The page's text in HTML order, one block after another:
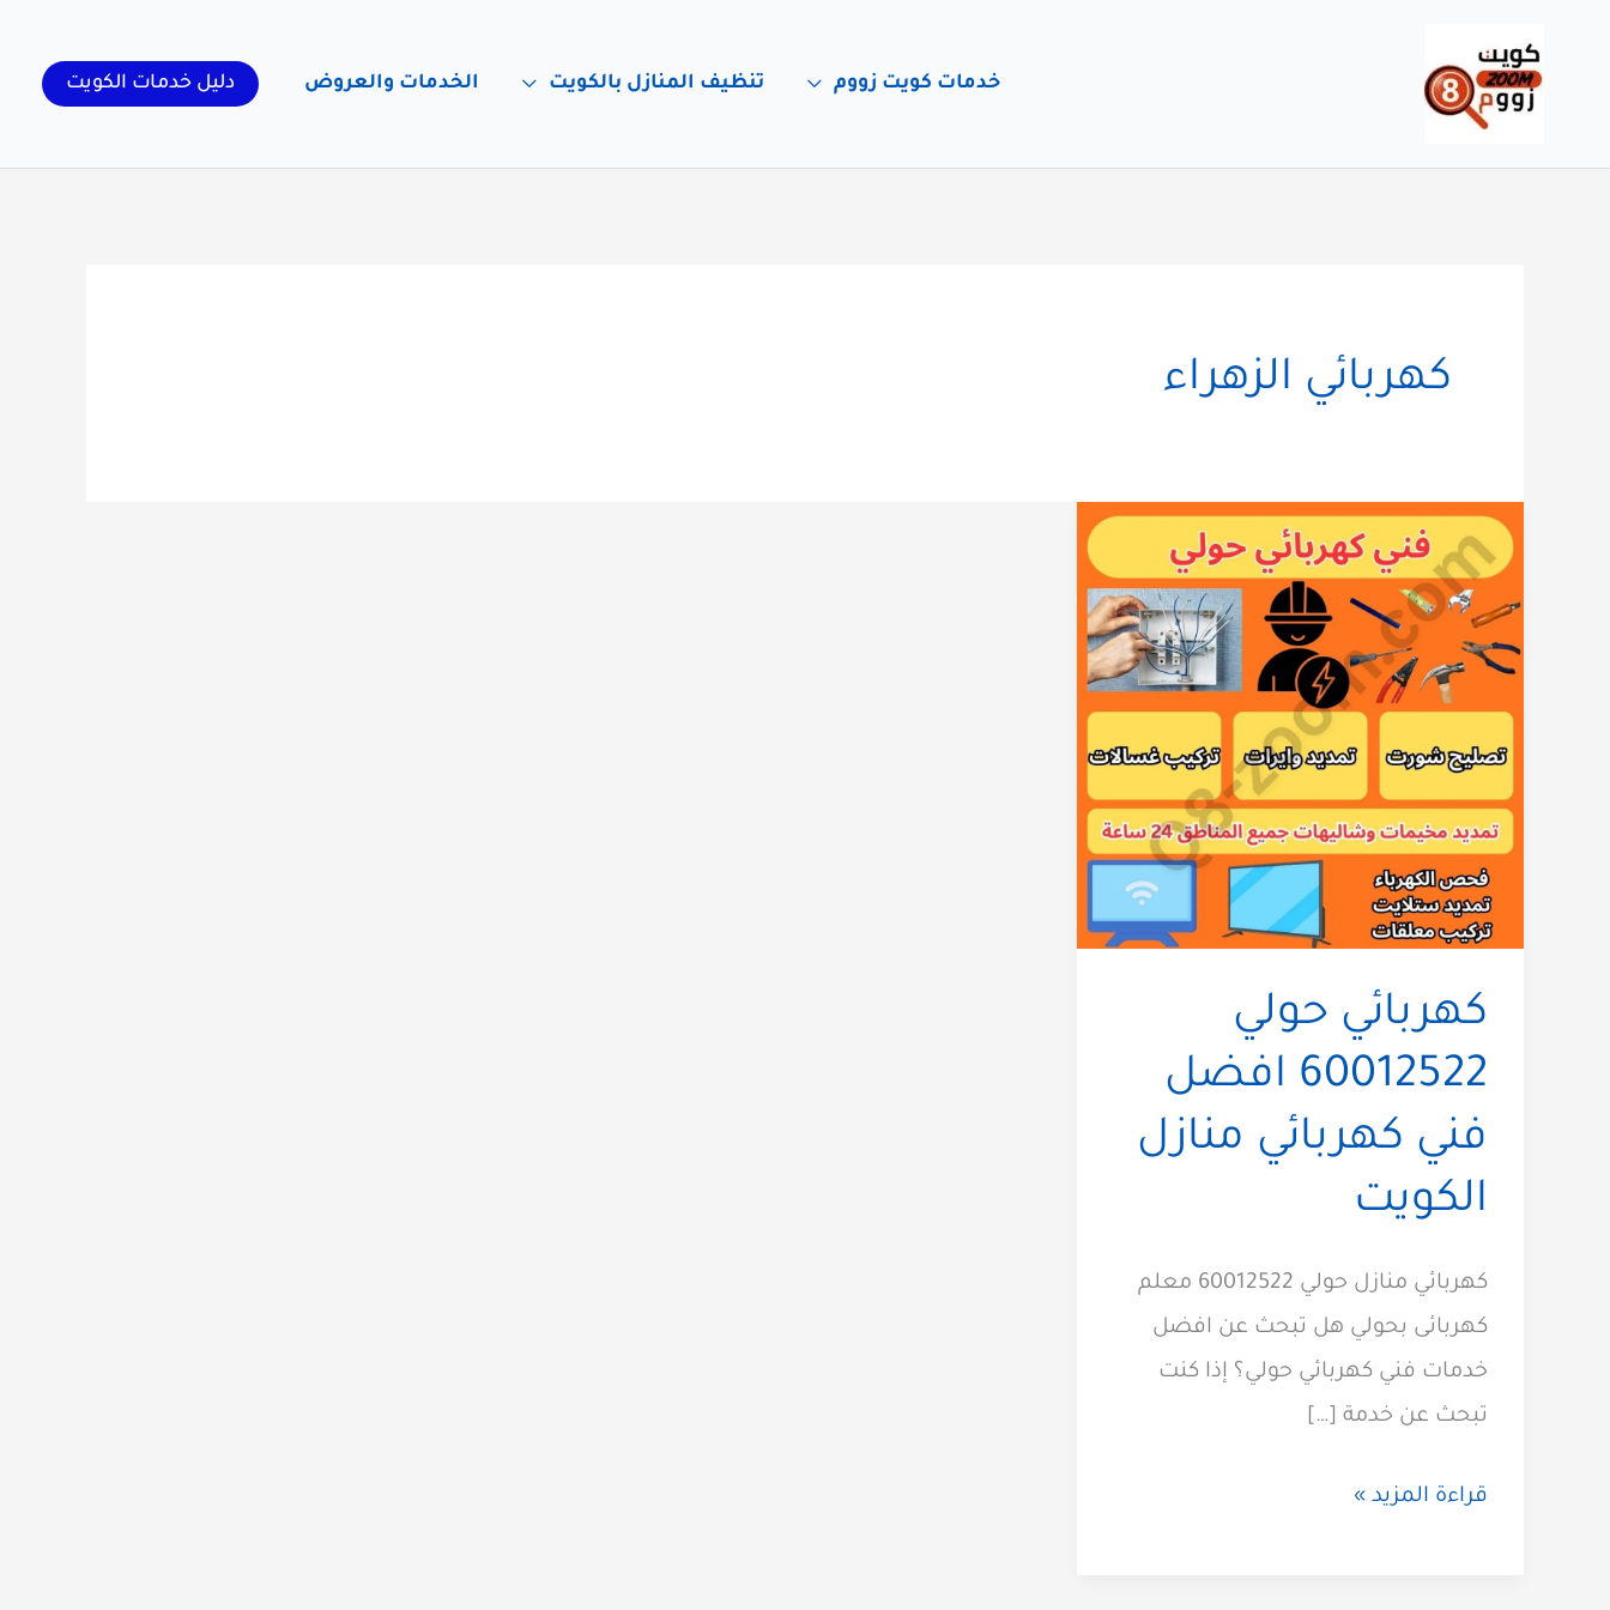
المحتوى
خدمات كويت زووم تنظيف المنازل بالكويت الخدمات والعروض دليل خدمات الكويت
كهربائي الزهراء
كهربائي حولي
60012522 افضل
فني كهربائي منازل
الكويت
كهربائي منازل حولي 60012522 معلم
كهربائى بحولي هل تبحث عن افضل
خدمات فني كهربائي حولي؟ إذا كنت
تبحث عن خدمة […]
كهربائي
قراءة المزيد »